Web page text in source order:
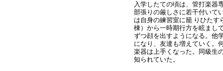
入学したての頃は、管打楽器
部張りの厳しさに若干付いて
は自身の練習室に籠 りひた
棟）から一時期行方を眩まし
ずつ顔を出すようになる。他
になり、友達も増えていく。
楽器は上手くなった。
同級生
知られていた。